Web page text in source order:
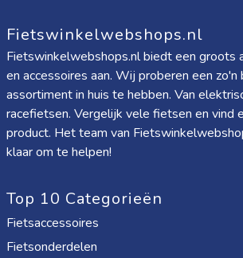
Fietswinkelwebshops.nl
Fietswinkelwebshops.nl biedt een groots
en accessoires aan. Wij proberen een
assortiment in huis te hebben. Van
racefietsen. Vergelijk vele fietsen en vind
product. Het team van
klaar om te helpen!
Top 10 Categorieën
Fietsaccessoires
Fietsonderdelen